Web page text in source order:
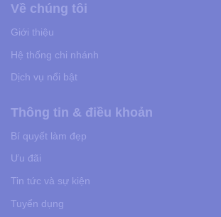
Về chúng tôi
Giới thiệu
Hệ thống chi nhánh
Dịch vụ nổi bật
Thông tin & điều khoản
Bí quyết làm đẹp
Ưu đãi
Tin tức và sự kiện
Tuyển dụng